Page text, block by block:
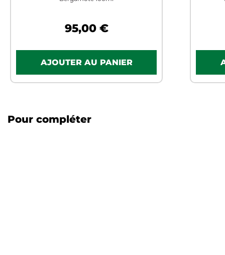
95,00 €
Pour compléter